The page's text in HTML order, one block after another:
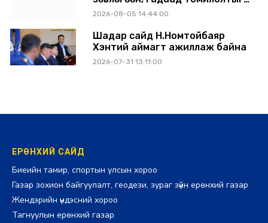
хориглолоо
2026-08-05 14:44:00
Шадар сайд Н.Номтойбаяр
Хэнтий аймагт ажиллаж байна
2026-07-31 13:11:00
ЕРӨНХИЙ САЙД
Биеийн тамир, спортын улсын хороо
Газар зохион байгуулалт, геодези, зураг зүйн ерөнхий газар
Жендэрийн үндэсний хороо
Тагнуулын ерөнхий газар